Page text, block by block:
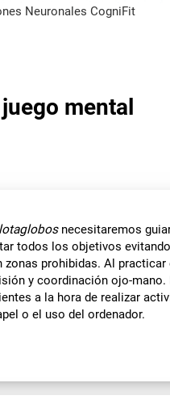
Neuronales CogniFit
mental
necesitaremos
todos los objetivos
prohibidas. Al practicar
y coordinación ojo-
a la hora de realizar
o el uso del ordenador.